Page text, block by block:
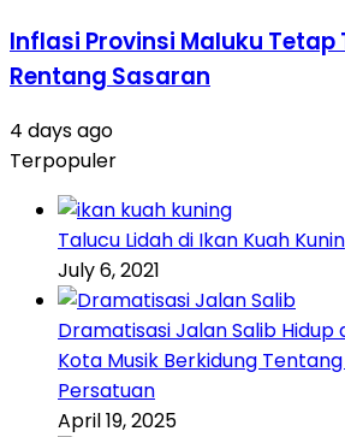
Inflasi Provinsi Maluku
Rentang Sasaran
4 days ago
Terpopuler
Talucu Lidah di Ikan Kuah
July 6, 2021
Dramatisasi Jalan Salib Hidup
Kota Musik Berkidung
Persatuan
April 19, 2025